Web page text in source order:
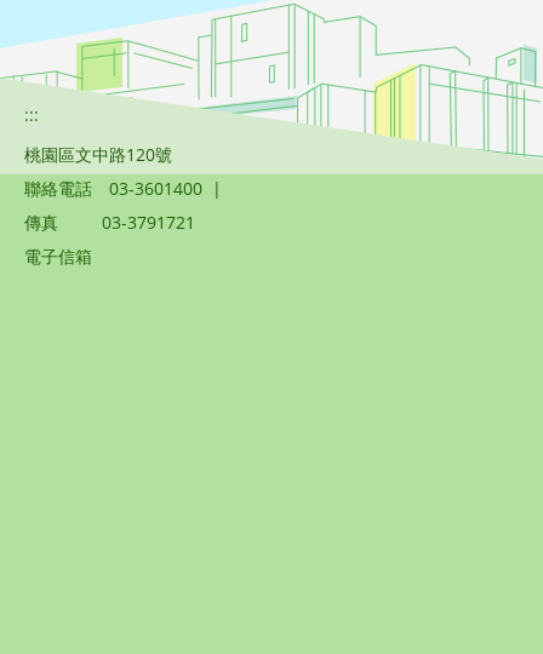
:::
桃園區文中路120號
聯絡電話
03-3601400 |
傳真
03-3791721
電子信箱